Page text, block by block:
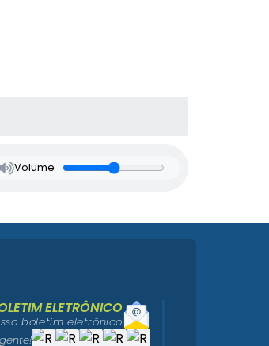
Volume
ELETRÔNICO
boletim eletrônico